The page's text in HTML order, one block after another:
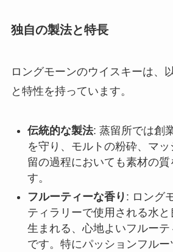
独自の製法と特長
ロングモーンのウイスキーは、
と特性を持っています。
伝統的な製法: 蒸留所では創
を守り、モルトの粉砕、マ
留の過程においても素材の質
す。
フルーティーな香り : ロング
ティラリーで使用される水
生まれる、心地よいフルー
です。特にパッションフル